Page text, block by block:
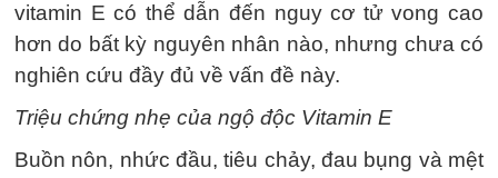
vitamin E có thể dẫn đến nguy cơ tử vong cao
hơn do bất kỳ nguyên nhân nào, nhưng chưa có
nghiên cứu đầy đủ về vấn đề này.
Triệu chứng nhẹ của ngộ độc Vitamin E
Buồn nôn, nhức đầu, tiêu chảy, đau bụng và mệt